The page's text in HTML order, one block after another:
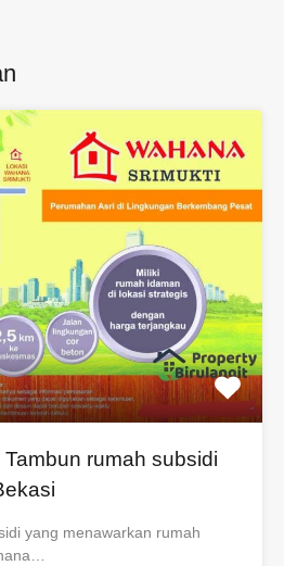
rumah subsidi
yang menawarkan rumah